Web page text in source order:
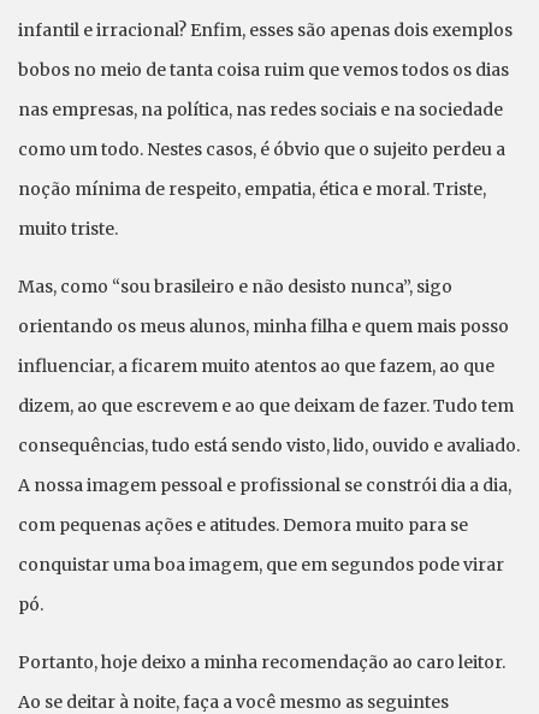
infantil e irracional? Enfim, esses são apenas dois exemplos
bobos no meio de tanta coisa ruim que vemos todos os dias
nas empresas, na política, nas redes sociais e na sociedade
como um todo. Nestes casos, é óbvio que o sujeito perdeu a
noção mínima de respeito, empatia, ética e moral. Triste,
muito triste.
Mas, como “sou brasileiro e não desisto nunca”, sigo
orientando os meus alunos, minha filha e quem mais posso
influenciar, a ficarem muito atentos ao que fazem, ao que
dizem, ao que escrevem e ao que deixam de fazer. Tudo tem
consequências, tudo está sendo visto, lido, ouvido e avaliado.
A nossa imagem pessoal e profissional se constrói dia a dia,
com pequenas ações e atitudes. Demora muito para se
conquistar uma boa imagem, que em segundos pode virar
pó.
Portanto, hoje deixo a minha recomendação ao caro leitor.
Ao se deitar à noite, faça a você mesmo as seguintes